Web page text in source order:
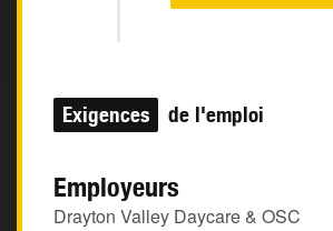
Exigences de l'emploi
Employeurs
Drayton Valley Daycare & OSC